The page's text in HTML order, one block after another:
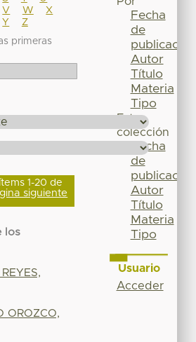
V
W
X
Y
Z
primeras
1-20 de
siguiente
los
OROZCO,
Fecha
de
publicación
Autor
Título
Materia
Tipo
Esta
colección
Fecha
de
publicación
Autor
Título
Materia
Tipo
Usuario
Acceder